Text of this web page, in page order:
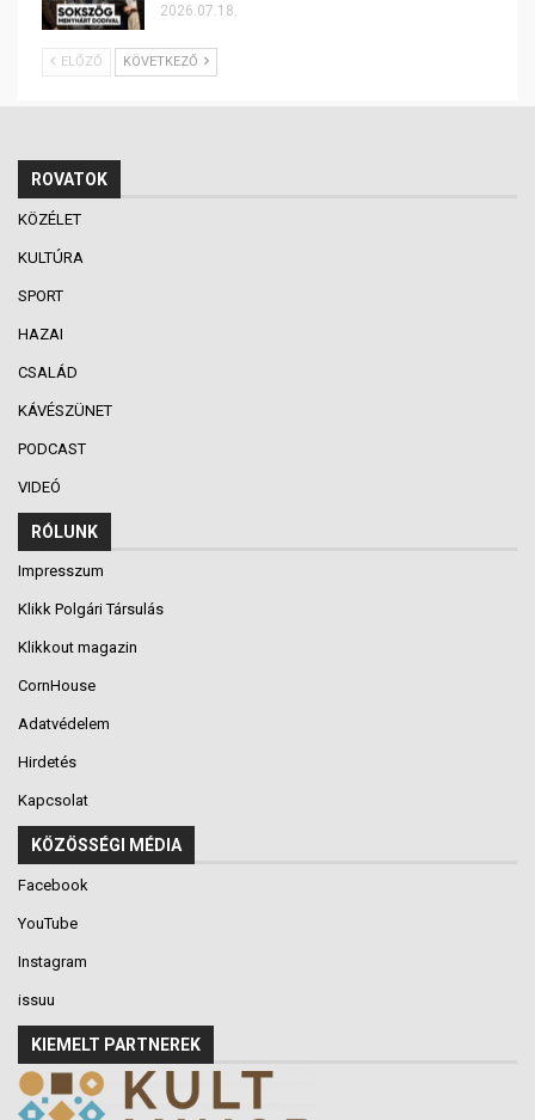
2026.07.18.
ELŐZŐ KÖVETKEZŐ
ROVATOK
KÖZÉLET
KULTÚRA
SPORT
HAZAI
CSALÁD
KÁVÉSZÜNET
PODCAST
VIDEÓ
RÓLUNK
Impresszum
Klikk Polgári Társulás
Klikkout magazin
CornHouse
Adatvédelem
Hirdetés
Kapcsolat
KÖZÖSSÉGI MÉDIA
Facebook
YouTube
Instagram
issuu
KIEMELT PARTNEREK